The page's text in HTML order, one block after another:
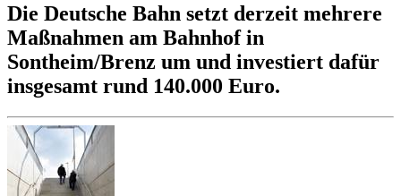
Die Deutsche Bahn setzt derzeit mehrere
Maßnahmen am Bahnhof in
Sontheim/Brenz um und investiert dafür
insgesamt rund 140.000 Euro.